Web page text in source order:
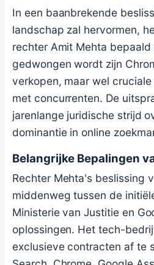
In een baanbrekende
landschap zal hervormen,
rechter Amit Mehta
gedwongen wordt zijn
verkopen, maar wel
met concurrenten. De
jarenlange juridische strijd
dominantie in online
Belangrijke Bepalingen
Rechter Mehta's beslissing
middenweg tussen de
Ministerie van Justitie en
oplossingen. Het tech-
exclusieve contracten af te